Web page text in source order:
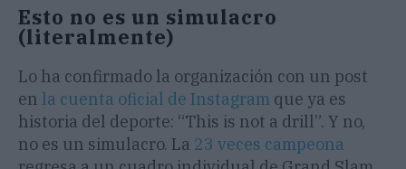
Esto no es un simulacro
(literalmente)
Lo ha confirmado la organización con un post
en la cuenta oficial de Instagram que ya es
historia del deporte: “This is not a drill”. Y no,
no es un simulacro. La 23 veces campeona